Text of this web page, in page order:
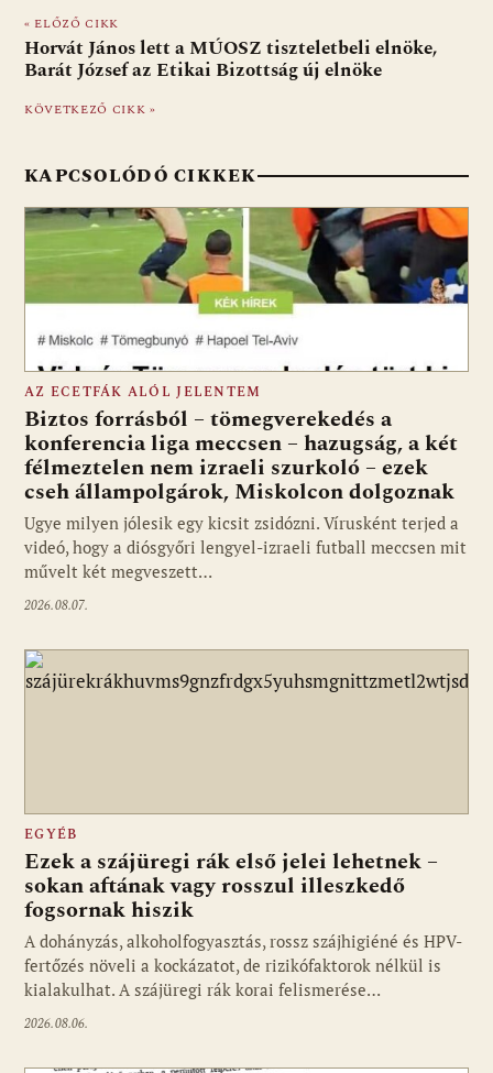
b
o
o
s
A
p
di
t
l m
e
« ELŐZŐ CIKK
Horvát János lett a MÚOSZ tiszteletbeli elnöke,
Barát József az Etikai Bizottság új elnöke
KÖVETKEZŐ CIKK »
KAPCSOLÓDÓ CIKKEK
AZ ECETFÁK ALÓL JELENTEM
Biztos forrásból – tömegverekedés a
konferencia liga meccsen – hazugság, a két
félmeztelen nem izraeli szurkoló – ezek
cseh állampolgárok, Miskolcon dolgoznak
Ugye milyen jólesik egy kicsit zsidózni. Vírusként terjed a
videó, hogy a diósgyőri lengyel-izraeli futball meccsen mit
művelt két megveszett…
2026.08.07.
EGYÉB
Ezek a szájüregi rák első jelei lehetnek –
sokan aftának vagy rosszul illeszkedő
fogsornak hiszik
A dohányzás, alkoholfogyasztás, rossz szájhigiéné és HPV-
fertőzés növeli a kockázatot, de rizikófaktorok nélkül is
kialakulhat. A szájüregi rák korai felismerése…
2026.08.06.